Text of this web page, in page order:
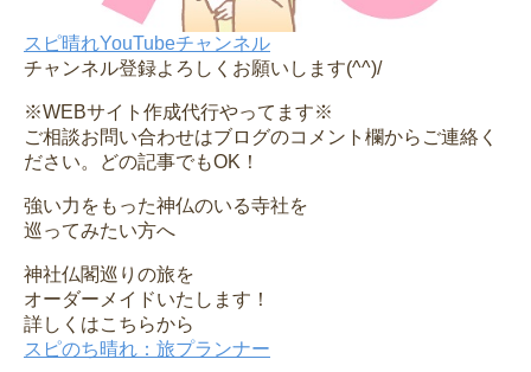
スピ晴れYouTubeチャンネル
チャンネル登録よろしくお願いします(^^)/
※WEBサイト作成代行やってます※
ご相談お問い合わせはブログのコメント欄からご連絡く
ださい。どの記事でもOK！
強い力をもった神仏のいる寺社を
巡ってみたい方へ
神社仏閣巡りの旅を
オーダーメイドいたします！
詳しくはこちらから
スピのち晴れ：旅プランナー